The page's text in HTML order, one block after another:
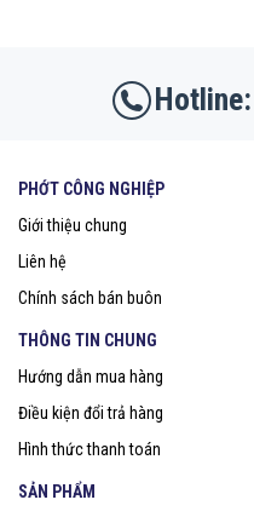
PHỚT CÔNG NGHIỆP
Giới thiệu chung
Liên hệ
Chính sách bán buôn
THÔNG TIN CHUNG
Hướng dẫn mua hàng
Điều kiện đổi trả hàng
Hình thức thanh toán
SẢN PHẨM